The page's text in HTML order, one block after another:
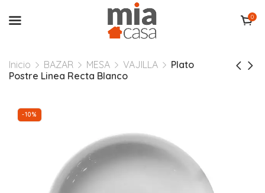
0
Inicio BAZAR MESA VAJILLA
Plato
Postre Linea Recta Blanco
-10%